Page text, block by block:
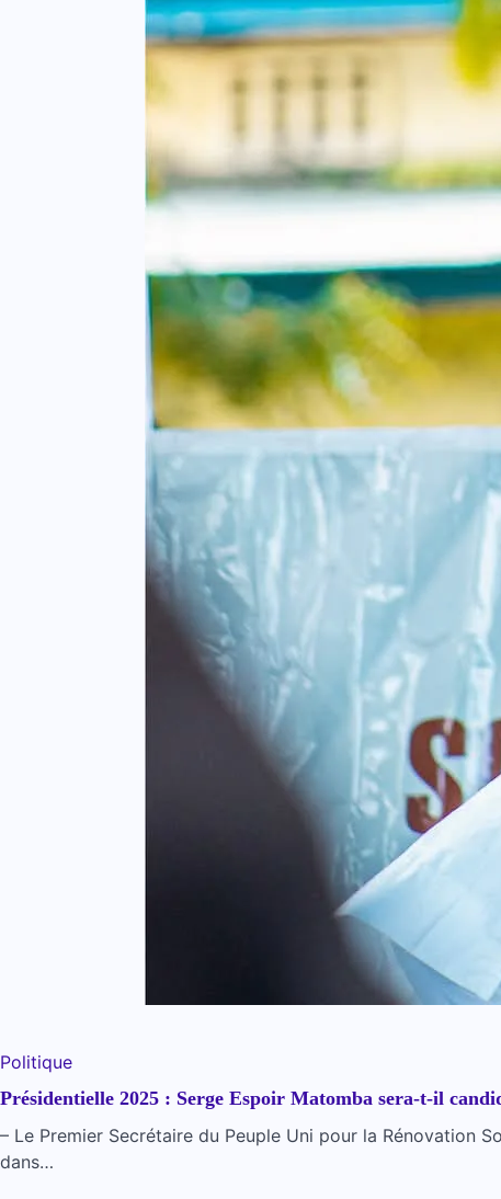
Politique
Présidentielle 2025 : Serge Espoir Matomba sera-t-il
– Le Premier Secrétaire du Peuple Uni pour la Rénovation
dans…